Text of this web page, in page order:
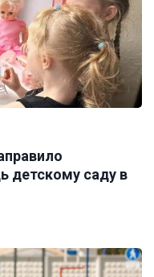
детскому саду в